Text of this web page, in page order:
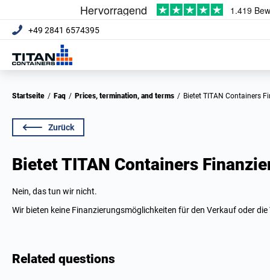
+49 2841 6574395
Startseite / Faq / Prices, termination, and terms / Bietet TITAN Containers
Zurück
Bietet TITAN Containers
Nein, das tun wir nicht.
Wir bieten keine Finanzierungsmöglichkeiten für den Verkauf oder
Related questions